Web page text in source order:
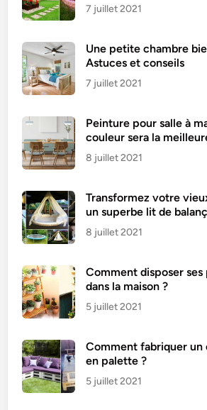
7 juillet 2021
Une petite chambre
Astuces et conseils
7 juillet 2021
Peinture pour salle à
couleur sera la
8 juillet 2021
Transformez votre
un superbe lit de
8 juillet 2021
Comment disposer
dans la maison ?
5 juillet 2021
Comment fabriquer un
en palette ?
5 juillet 2021